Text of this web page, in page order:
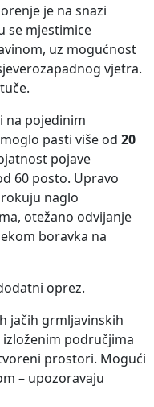
je na snazi
se mjestimice
uz mogućnost
vjetra.
na pojedinim
pasti više od 20
pojave
60 posto. Upravo
naglo
otežano odvijanje
boravka na
oprez.
jačih grmljavinskih
područjima
prostori. Mogući
– upozoravaju